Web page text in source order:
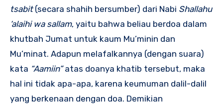
tsabit(secara shahih bersumber) dari Nabi Shallahu
‘alaihi wa sallam, yaitu bahwa beliau berdoa dalam
khutbah Jumat untuk kaum Mu’minin dan
Mu’minat. Adapun melafalkannya (dengan suara)
kata “Aamiin”atas doanya khatib tersebut, maka
hal ini tidak apa-apa, karena keumuman dalil-dalil
yang berkenaan dengan doa. Demikian